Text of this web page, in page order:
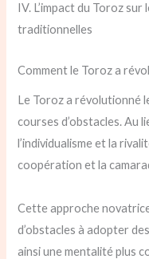
IV. L’impact du Toroz
traditionnelles
Comment le Toroz a
Le Toroz a révolutionné
courses d’obstacles. Au
l’individualisme et la
coopération et la
Cette approche
d’obstacles à adopter
ainsi une mentalité plus